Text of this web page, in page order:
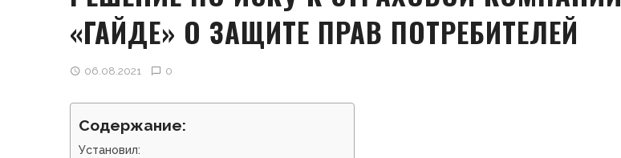
«ГАЙДЕ» О ЗАЩИТЕ ПРАВ ПОТРЕБИТЕЛЕЙ
06.08.2021 0
Содержание:
Установил: